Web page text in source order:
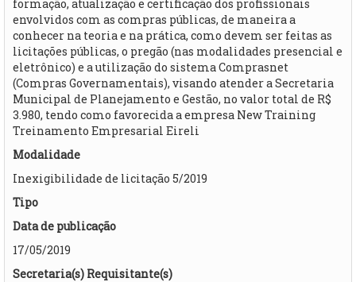
formação, atualização e certificação dos profissionais
envolvidos com as compras públicas, de maneira a
conhecer na teoria e na prática, como devem ser feitas as
licitações públicas, o pregão (nas modalidades presencial e
eletrônico) e a utilização do sistema Comprasnet
(Compras Governamentais), visando atender a Secretaria
Municipal de Planejamento e Gestão, no valor total de R$
3.980, tendo como favorecida a empresa New Training
Treinamento Empresarial Eireli
Modalidade
Inexigibilidade de licitação 5/2019
Tipo
Data de publicação
17/05/2019
Secretaria(s) Requisitante(s)